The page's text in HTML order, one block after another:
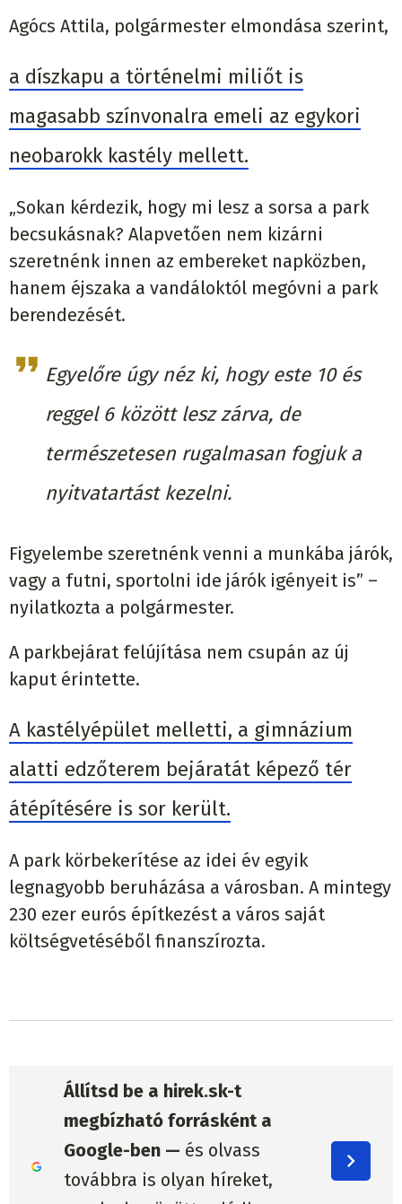
Agócs Attila, polgármester elmondása szerint,
a díszkapu a történelmi miliőt is
magasabb színvonalra emeli az egykori
neobarokk kastély mellett.
„Sokan kérdezik, hogy mi lesz a sorsa a park
becsukásnak? Alapvetően nem kizárni
szeretnénk innen az embereket napközben,
hanem éjszaka a vandáloktól megóvni a park
berendezését.
Egyelőre úgy néz ki, hogy este 10 és
reggel 6 között lesz zárva, de
természetesen rugalmasan fogjuk a
nyitvatartást kezelni.
Figyelembe szeretnénk venni a munkába járók,
vagy a futni, sportolni ide járók igényeit is” –
nyilatkozta a polgármester.
A parkbejárat felújítása nem csupán az új
kaput érintette.
A kastélyépület melletti, a gimnázium
alatti edzőterem bejáratát képező tér
átépítésére is sor került.
A park körbekerítése az idei év egyik
legnagyobb beruházása a városban. A mintegy
230 ezer eurós építkezést a város saját
költségvetéséből finanszírozta.
Állítsd be a hirek.sk-t
megbízható forrásként a
Google-ben — és olvass
továbbra is olyan híreket,